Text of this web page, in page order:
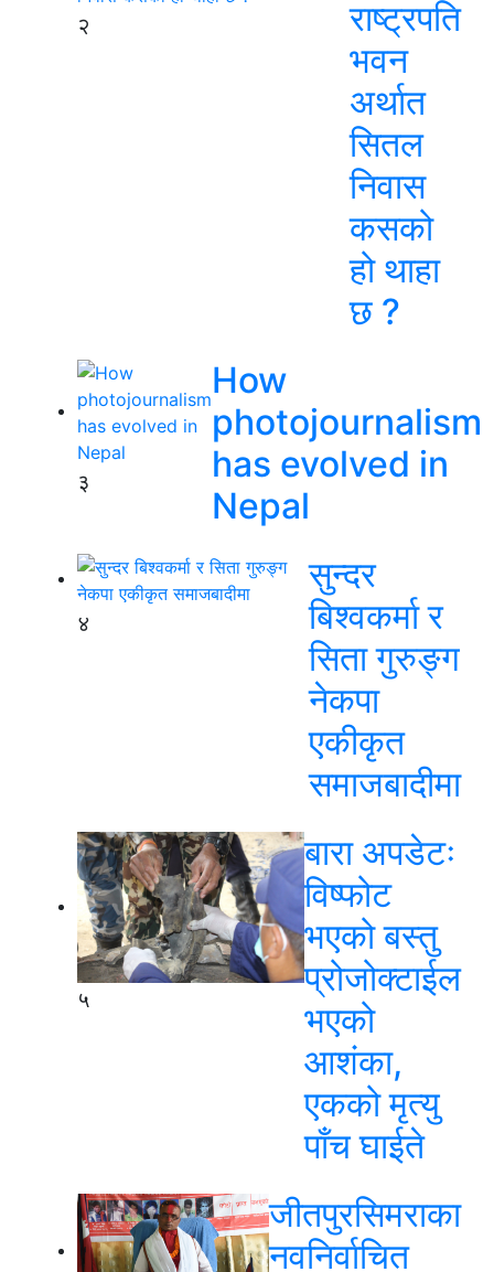
२
राष्ट्रपति
भवन
अर्थात
सितल
निवास
कसको
हो थाहा
छ ?
३
How
photojournalism
has evolved in
Nepal
४
सुन्दर
बिश्वकर्मा र
सिता गुरुङ्ग
नेकपा
एकीकृत
समाजबादीमा
५
बारा अपडेटः
विष्फोट
भएको बस्तु
प्रोजोक्टाईल
भएको
आशंका,
एकको मृत्यु
पाँच घाईते
जीतपुरसिमराका
नवनिर्वाचित